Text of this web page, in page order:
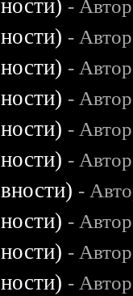
-
-
-
-
-
-
-
-
-
-